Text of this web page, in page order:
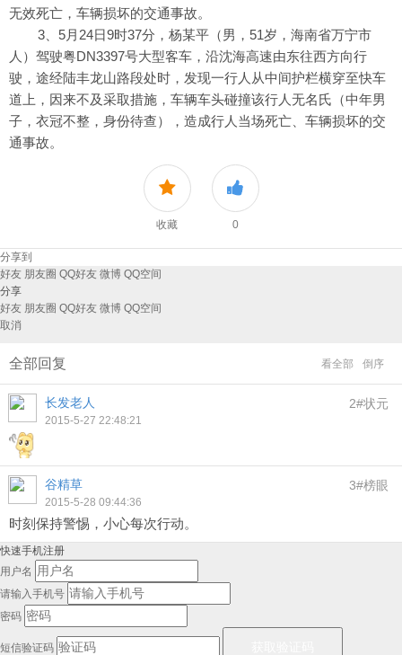
无效死亡，车辆损坏的交通事故。
3、5月24日9时37分，杨某平（男，51岁，海南省万宁市
人）驾驶粤DN3397号大型客车，沿沈海高速由东往西方向行
驶，途经陆丰龙山路段处时，发现一行人从中间护栏横穿至快车
道上，因来不及采取措施，车辆车头碰撞该行人无名氏（中年男
子，衣冠不整，身份待查），造成行人当场死亡、车辆损坏的交
通事故。
收藏 0
分享到
好友 朋友圈 QQ好友 微博 QQ空间
分享
好友 朋友圈 QQ好友 微博 QQ空间
取消
全部回复 倒序
看全部
长发老人
2015-5-27 22:48:21
2#状元
谷精草
2015-5-28 09:44:36
3#榜眼
时刻保持警惕，小心每次行动。
快速手机注册
用户名
请输入手机号
密码
短信验证码